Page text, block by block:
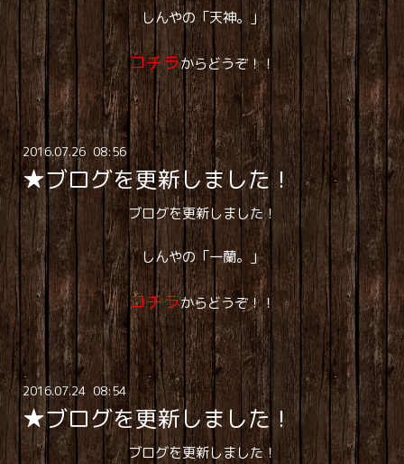
しんやの「天神。」
コチラからどうぞ！！
2016.07.26 08:56
★ブログを更新しました！
ブログを更新しました！
しんやの「一蘭。」
コチラからどうぞ！！
2016.07.24 08:54
★ブログを更新しました！
ブログを更新しました！